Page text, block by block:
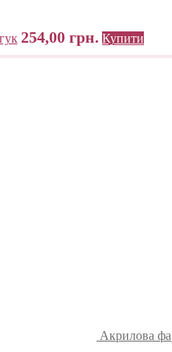
254,00 грн. Купити
Акрилова